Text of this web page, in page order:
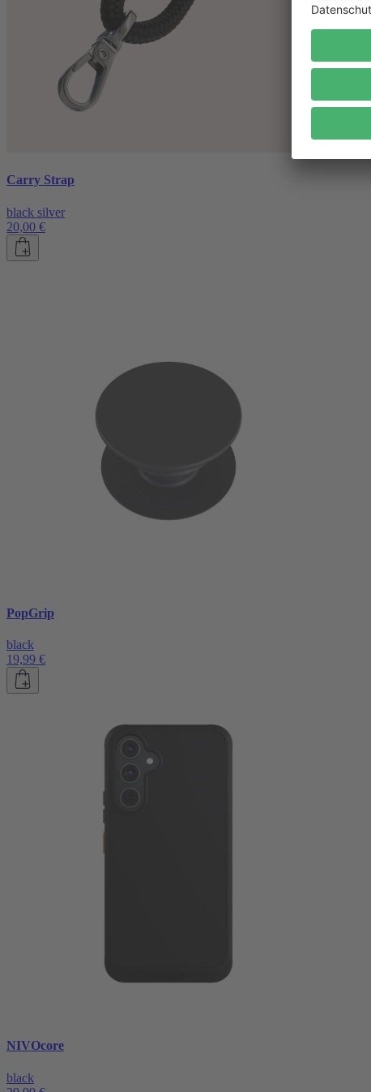
Carry Strap
black silver
20,00 €
PopGrip
black
19,99 €
NIVOcore
black